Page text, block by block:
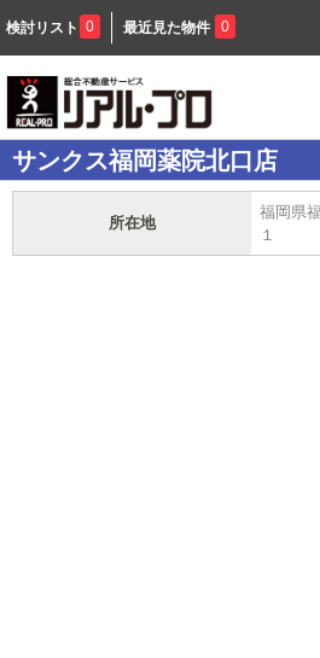
検討リスト 0 最近見た物件 0
サンクス福岡薬院北口店
所在地
福岡県
１